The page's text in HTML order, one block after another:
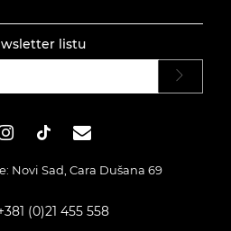
listu
Novi Sad, Cara Dušana 69
(0)21 455 558